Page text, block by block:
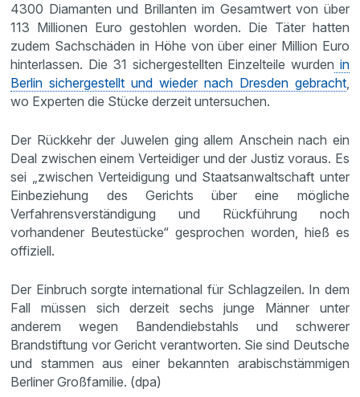
4300 Diamanten und Brillanten im Gesamtwert von über
113 Millionen Euro gestohlen worden. Die Täter hatten
zudem Sachschäden in Höhe von über einer Million Euro
hinterlassen. Die 31 sichergestellten Einzelteile wurden in
Berlin sichergestellt und wieder nach Dresden gebracht,
wo Experten die Stücke derzeit untersuchen.
Der Rückkehr der Juwelen ging allem Anschein nach ein
Deal zwischen einem Verteidiger und der Justiz voraus. Es
sei „zwischen Verteidigung und Staatsanwaltschaft unter
Einbeziehung des Gerichts über eine mögliche
Verfahrensverständigung und Rückführung noch
vorhandener Beutestücke“ gesprochen worden, hieß es
offiziell.
Der Einbruch sorgte international für Schlagzeilen. In dem
Fall müssen sich derzeit sechs junge Männer unter
anderem wegen Bandendiebstahls und schwerer
Brandstiftung vor Gericht verantworten. Sie sind Deutsche
und stammen aus einer bekannten arabischstämmigen
Berliner Großfamilie. (dpa)